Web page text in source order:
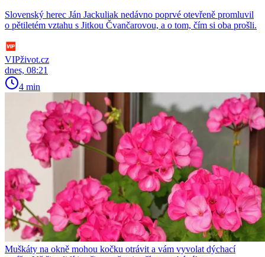
Slovenský herec Ján Jackuliak nedávno poprvé otevřeně promluvil
o pětiletém vztahu s Jitkou Čvančarovou, a o tom, čím si oba prošli.
VIPživot.cz
dnes, 08:21
4 min
Muškáty na okně mohou kočku otrávit a vám vyvolat dýchací